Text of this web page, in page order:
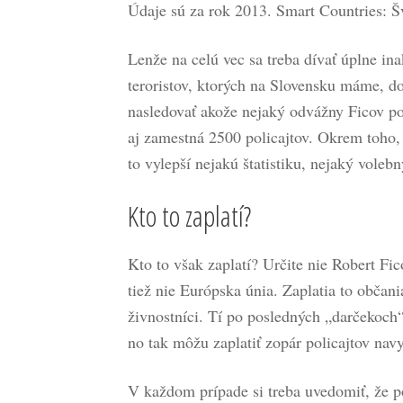
Údaje sú za rok 2013. Smart Countries:
Lenže na celú vec sa treba dívať úplne
teroristov, ktorých na Slovensku máme,
nasledovať akože nejaký odvážny Ficov
aj zamestná 2500 policajtov. Okrem
to vylepší nejakú štatistiku, nejaký
Kto to zaplatí?
Kto to však zaplatí? Určite nie Robert
tiež nie Európska únia. Zaplatia to
živnostníci. Tí po posledných
no tak môžu zaplatiť zopár policajtov
V každom prípade si treba uvedomiť, že